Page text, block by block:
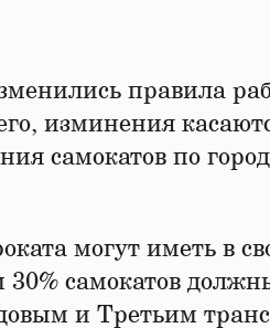
правила
изминения
самокатов по
могут иметь в
самокатов
и Третьим